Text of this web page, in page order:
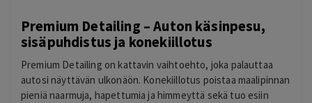
Premium Detailing – Auton käsinpesu,
sisäpuhdistus ja konekiillotus
Premium Detailing on kattavin vaihtoehto, joka palauttaa
autosi näyttävän ulkonäön. Konekiillotus poistaa maalipinnan
pieniä naarmuja, hapettumia ja himmeyttä sekä tuo esiin